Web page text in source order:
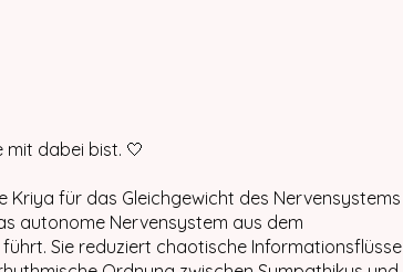
mit dabei bist. 🤍
Kriya für das Gleichgewicht des Nervensystems
autonome Nervensystem aus dem
Sie reduziert chaotische Informationsflüsse